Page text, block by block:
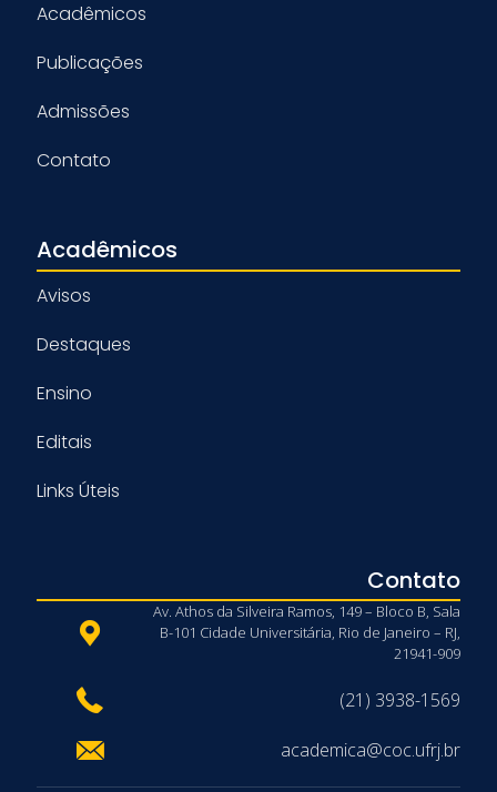
Acadêmicos
Publicações
Admissões
Contato
Acadêmicos
Avisos
Destaques
Ensino
Editais
Links Úteis
Contato
Av. Athos da Silveira Ramos, 149 – Bloco B, Sala
B-101 Cidade Universitária, Rio de Janeiro – RJ,
21941-909
(21) 3938-1569
academica@coc.ufrj.br